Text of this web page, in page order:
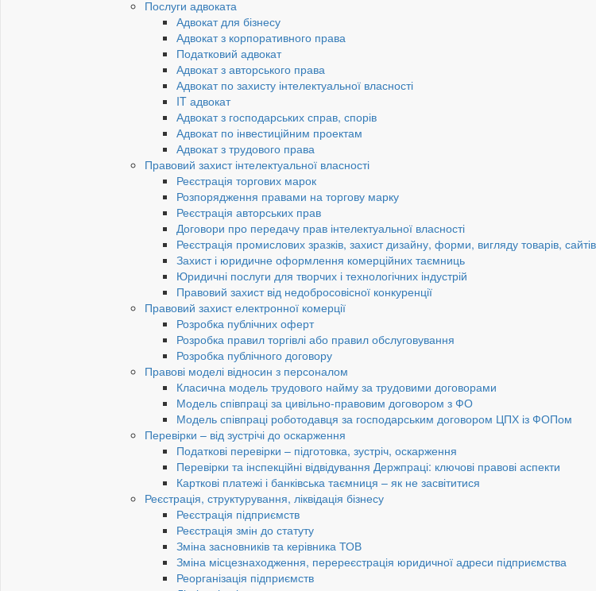
Послуги адвоката
Адвокат для бізнесу
Адвокат з корпоративного права
Податковий адвокат
Адвокат з авторського права
Адвокат по захисту інтелектуальної власності
IT адвокат
Адвокат з господарських справ, спорів
Адвокат по інвестиційним проектам
Адвокат з трудового права
Правовий захист інтелектуальної власності
Реєстрація торгових марок
Розпорядження правами на торгову марку
Реєстрація авторських прав
Договори про передачу прав інтелектуальної власності
Реєстрація промислових зразків, захист дизайну, форми, вигляду товарів, сайтів
Захист і юридичне оформлення комерційних таємниць
Юридичні послуги для творчих і технологічних індустрій
Правовий захист від недобросовісної конкуренції
Правовий захист електронної комерції
Розробка публічних оферт
Розробка правил торгівлі або правил обслуговування
Розробка публічного договору
Правові моделі відносин з персоналом
Класична модель трудового найму за трудовими договорами
Модель співпраці за цивільно-правовим договором з ФО
Модель співпраці роботодавця за господарським договором ЦПХ із ФОПом
Перевірки – від зустрічі до оскарження
Податкові перевірки – підготовка, зустріч, оскарження
Перевірки та інспекційні відвідування Держпраці: ключові правові аспекти
Карткові платежі і банківська таємниця – як не засвітитися
Реєстрація, структурування, ліквідація бізнесу
Реєстрація підприємств
Реєстрація змін до статуту
Зміна засновників та керівника ТОВ
Зміна місцезнаходження, перереєстрація юридичної адреси підприємства
Реорганізація підприємств